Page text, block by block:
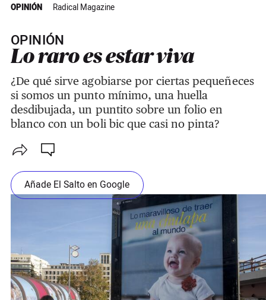
OPINIÓN Radical Magazine
OPINIÓN
Lo raro es estar viva
¿De qué sirve agobiarse por ciertas pequeñeces
si somos un punto mínimo, una huella
desdibujada, un puntito sobre un folio en
blanco con un boli bic que casi no pinta?
Añade El Salto en Google